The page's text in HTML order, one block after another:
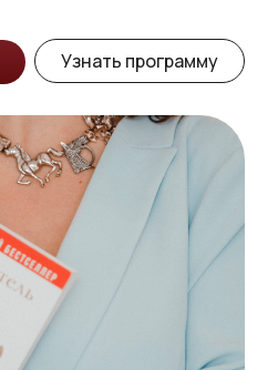
Узнать программу